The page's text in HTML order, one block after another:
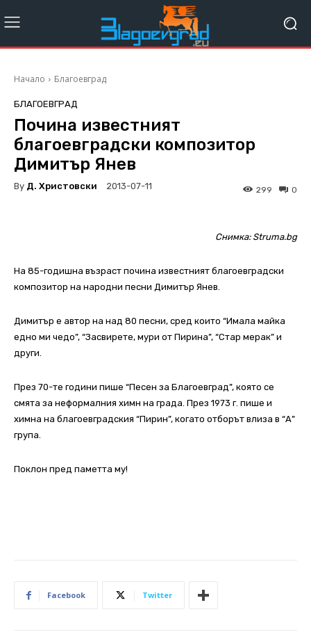
Начало Благоевград
БЛАГОЕВГРАД
Почина известният
благоевградски композитор
Димитър Янев
By Д. Христовски 2013-07-11 0
299
Снимка: Struma.bg
На 85-годишна възраст почина известният благоевградски
композитор на народни песни Димитър Янев.
Димитър е автор на над 80 песни, сред които “Имала майка
едно ми чедо”, “Засвирете, мури от Пирина”, “Стар мерак” и
други.
През 70-те години пише “Песен за Благоевград”, която се
смята за неформалния химн на града. През 1973 г. пише и
химна на благоевградския “Пирин”, когато отборът влиза в “А”
група.
Поклон пред паметта му!
Facebook Twitter